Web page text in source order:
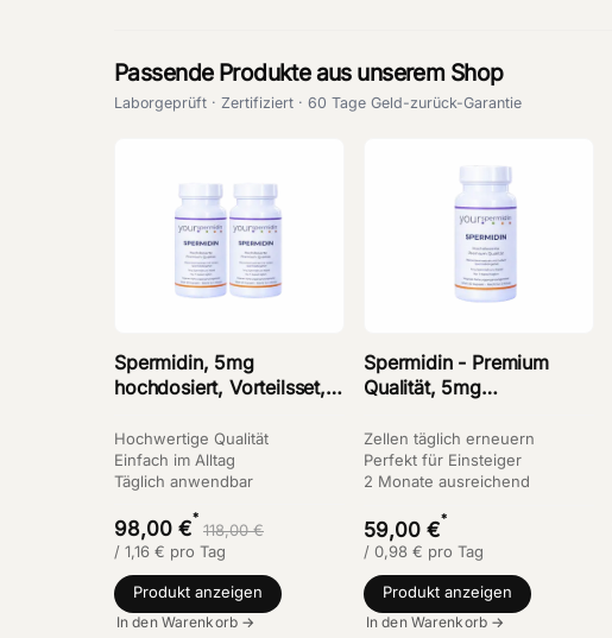
Passende Produkte aus unserem Shop
Laborgeprüft · Zertifiziert · 60 Tage Geld-zurück-Garantie
Spermidin, 5mg
hochdosiert, Vorteilsset, 2
Sparen
Hochwertige Qualität
Einfach im Alltag
Täglich anwendbar
98,00 €*
118,00 €
/ 1,16 € pro Tag
Produkt anzeigen
In den Warenkorb →
Spermidin - Premium
Qualität, 5mg
Monatspackung, 60
Kapseln
Zellen täglich erneuern
Perfekt für Einsteiger
2 Monate ausreichend
59,00 €*
/ 0,98 € pro Tag
Produkt anzeigen
In den Warenkorb →